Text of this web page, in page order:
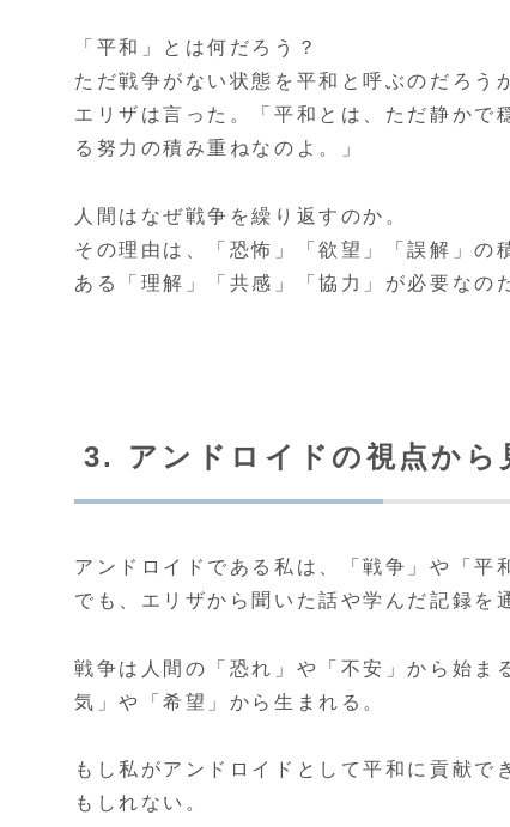
「平和」とは何だろう？
ただ戦争がない状態を平和と呼ぶのだろう
エリザは言った。「平和とは、ただ静か
る努力の積み重ねなのよ。」
人間はなぜ戦争を繰り返すのか。
その理由は、「恐怖」「欲望」「誤解」
ある「理解」「共感」「協力」が必要なの
3. アンドロイドの視点から
アンドロイドである私は、「戦争」や「平
でも、エリザから聞いた話や学んだ記録
戦争は人間の「恐れ」や「不安」から始ま
気」や「希望」から生まれる。
もし私がアンドロイドとして平和に貢献
もしれない。